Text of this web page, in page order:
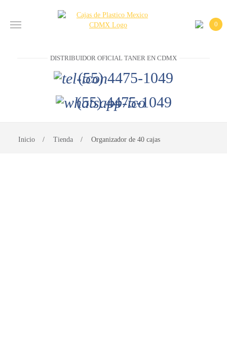
0
DISTRIBUIDOR OFICIAL TANER EN CDMX
(55) 4475-1049
(55) 4475-1049
CONTACTO
TANER EN
Inicio Tienda Organizador de 40 cajas